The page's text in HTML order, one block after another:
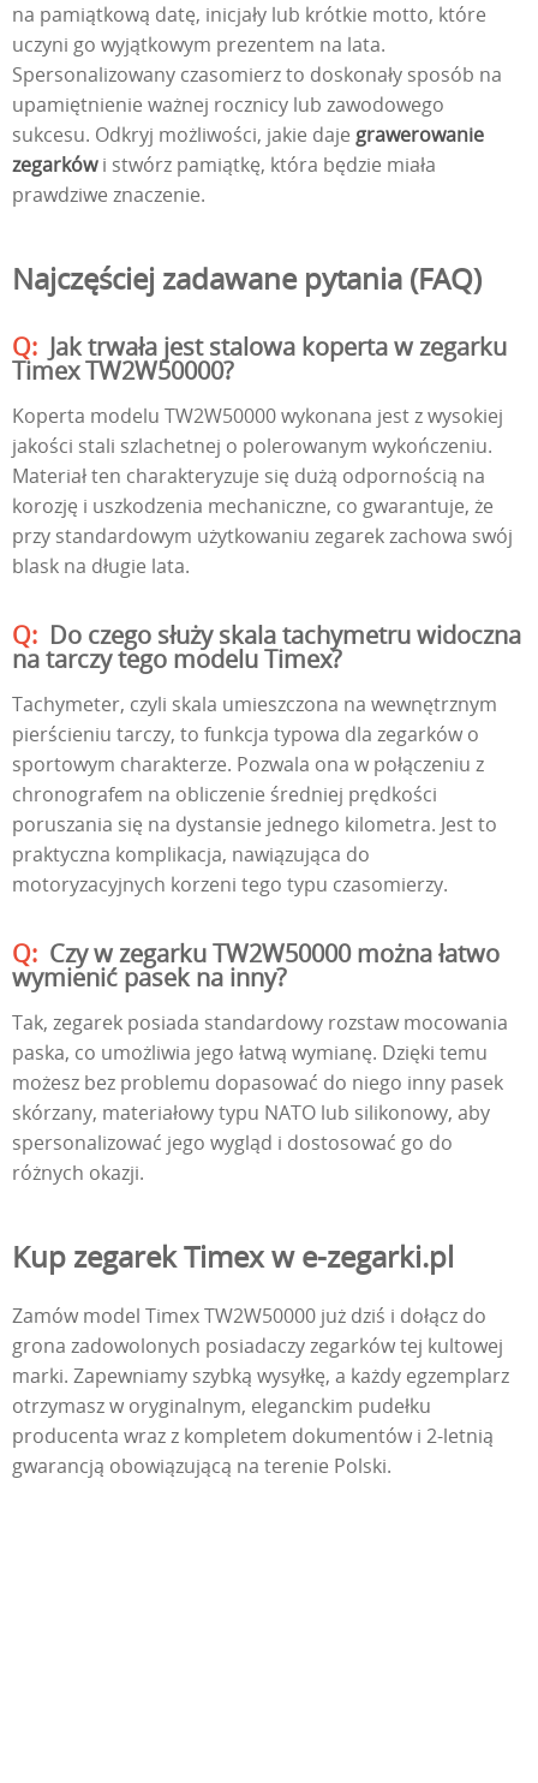
na pamiątkową datę, inicjały lub krótkie motto, które
uczyni go wyjątkowym prezentem na lata.
Spersonalizowany czasomierz to doskonały sposób na
upamiętnienie ważnej rocznicy lub zawodowego
sukcesu. Odkryj możliwości, jakie daje grawerowanie
zegarkówi stwórz pamiątkę, która będzie miała
prawdziwe znaczenie.
Najczęściej zadawane pytania (FAQ)
Jak trwała jest stalowa koperta w zegarku
Timex TW2W50000?
Koperta modelu TW2W50000 wykonana jest z wysokiej
jakości stali szlachetnej o polerowanym wykończeniu.
Materiał ten charakteryzuje się dużą odpornością na
korozję i uszkodzenia mechaniczne, co gwarantuje, że
przy standardowym użytkowaniu zegarek zachowa swój
blask na długie lata.
Do czego służy skala tachymetru widoczna
na tarczy tego modelu Timex?
Tachymeter, czyli skala umieszczona na wewnętrznym
pierścieniu tarczy, to funkcja typowa dla zegarków o
sportowym charakterze. Pozwala ona w połączeniu z
chronografem na obliczenie średniej prędkości
poruszania się na dystansie jednego kilometra. Jest to
praktyczna komplikacja, nawiązująca do
motoryzacyjnych korzeni tego typu czasomierzy.
Czy w zegarku TW2W50000 można łatwo
wymienić pasek na inny?
Tak, zegarek posiada standardowy rozstaw mocowania
paska, co umożliwia jego łatwą wymianę. Dzięki temu
możesz bez problemu dopasować do niego inny pasek
skórzany, materiałowy typu NATO lub silikonowy, aby
spersonalizować jego wygląd i dostosować go do
różnych okazji.
Kup zegarek Timex w e-zegarki.pl
Zamów model Timex TW2W50000 już dziś i dołącz do
grona zadowolonych posiadaczy zegarków tej kultowej
marki. Zapewniamy szybką wysyłkę, a każdy egzemplarz
otrzymasz w oryginalnym, eleganckim pudełku
producenta wraz z kompletem dokumentów i 2-letnią
gwarancją obowiązującą na terenie Polski.